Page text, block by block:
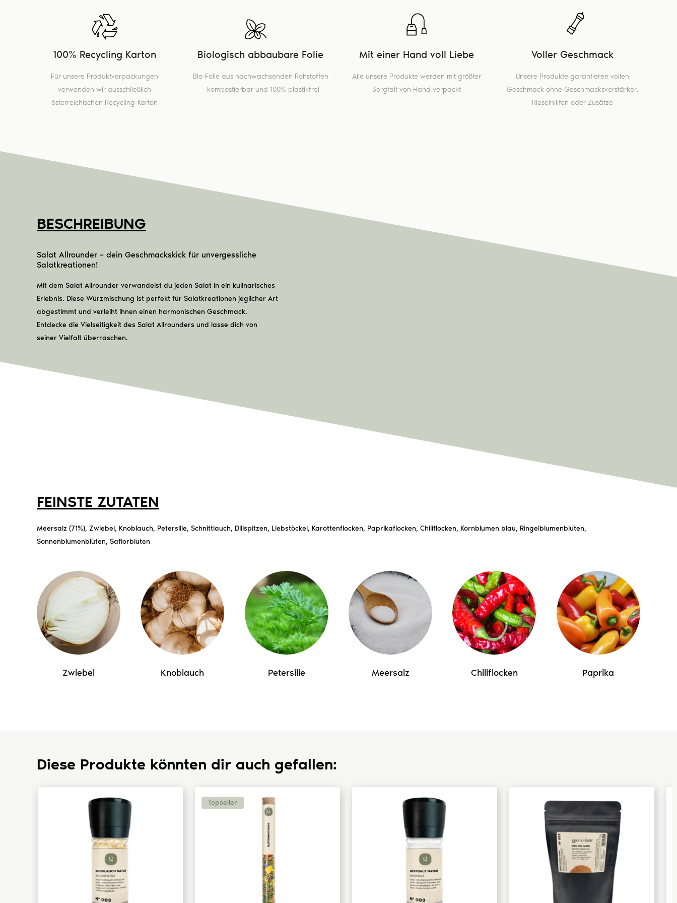
100% Recycling Karton
Für unsere Produktverpackungen
verwenden wir ausschließlich
österreichischen Recycling-Karton
Biologisch abbaubare Folie
Bio-Folie aus nachwachsenden Rohstoffen
– kompostierbar und 100% plastikfrei
Mit einer Hand voll Liebe
Alle unsere Produkte werden mit größter
Sorgfalt von Hand verpackt
Voller Geschmack
Unsere Produkte garantieren vollen
Geschmack ohne Geschmacksverstärker,
Rieselhillfen oder Zusätze
BESCHREIBUNG
Salat Allrounder – dein Geschmackskick für unvergessliche
Salatkreationen!
Mit dem Salat Allrounder verwandelst du jeden Salat in ein kulinarisches
Erlebnis. Diese Würzmischung ist perfekt für Salatkreationen jeglicher Art
abgestimmt und verleiht ihnen einen harmonischen Geschmack.
Entdecke die Vielseitigkeit des Salat Allrounders und lasse dich von
seiner Vielfalt überraschen.
FEINSTE ZUTATEN
Meersalz (71%), Zwiebel, Knoblauch, Petersilie, Schnittlauch, Dillspitzen, Liebstöckel, Karottenflocken, Paprikaflocken, Chiliflocken, Kornblumen blau, Ringelblumenblüten,
Sonnenblumenblüten, Saflorblüten
Zwiebel Knoblauch Petersilie Meersalz Chiliflocken Paprika
Diese Produkte könnten dir auch gefallen:
Topseller